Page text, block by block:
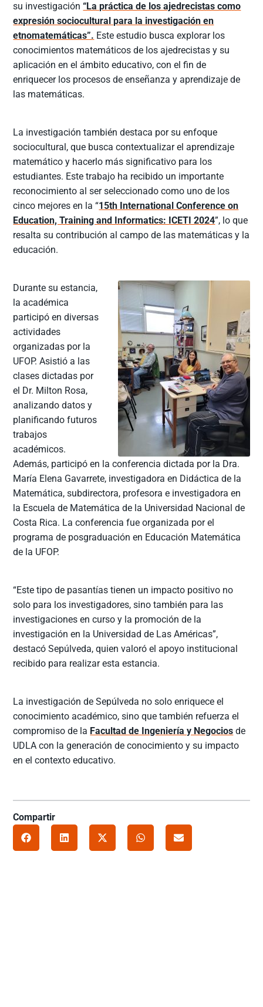
su investigación“La práctica de los ajedrecistas como
expresión sociocultural para la investigación en
etnomatemáticas”. Este estudio busca explorar los
conocimientos matemáticos de los ajedrecistas y su
aplicación en el ámbito educativo, con el fin de
enriquecer los procesos de enseñanza y aprendizaje de
las matemáticas.
La investigación también destaca por su enfoque
sociocultural, que busca contextualizar el aprendizaje
matemático y hacerlo más significativo para los
estudiantes. Este trabajo ha recibido un importante
reconocimiento al ser seleccionado como uno de los
cinco mejores en la “15th International Conference on
Education, Training and Informatics: ICETI 2024”, lo que
resalta su contribución al campo de las matemáticas y la
educación.
Durante su estancia,
la académica
participó en diversas
actividades
organizadas por la
UFOP. Asistió a las
clases dictadas por
el Dr. Milton Rosa,
analizando datos y
planificando futuros
trabajos
académicos.
Además, participó en la conferencia dictada por la Dra.
María Elena Gavarrete, investigadora en Didáctica de la
Matemática, subdirectora, profesora e investigadora en
la Escuela de Matemática de la Universidad Nacional de
Costa Rica. La conferencia fue organizada por el
programa de posgraduación en Educación Matemática
de la UFOP.
“Este tipo de pasantías tienen un impacto positivo no
solo para los investigadores, sino también para las
investigaciones en curso y la promoción de la
investigación en la Universidad de Las Américas”,
destacó Sepúlveda, quien valoró el apoyo institucional
recibido para realizar esta estancia.
La investigación de Sepúlveda no solo enriquece el
conocimiento académico, sino que también refuerza el
compromiso de la Facultad de Ingeniería y Negocios de
UDLA con la generación de conocimiento y su impacto
en el contexto educativo.
Compartir